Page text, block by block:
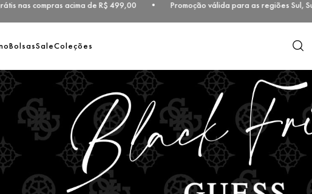
acima de R$ 499,00 • Promoção válida para as regiões Sul,
BolsasSaleColeções O que